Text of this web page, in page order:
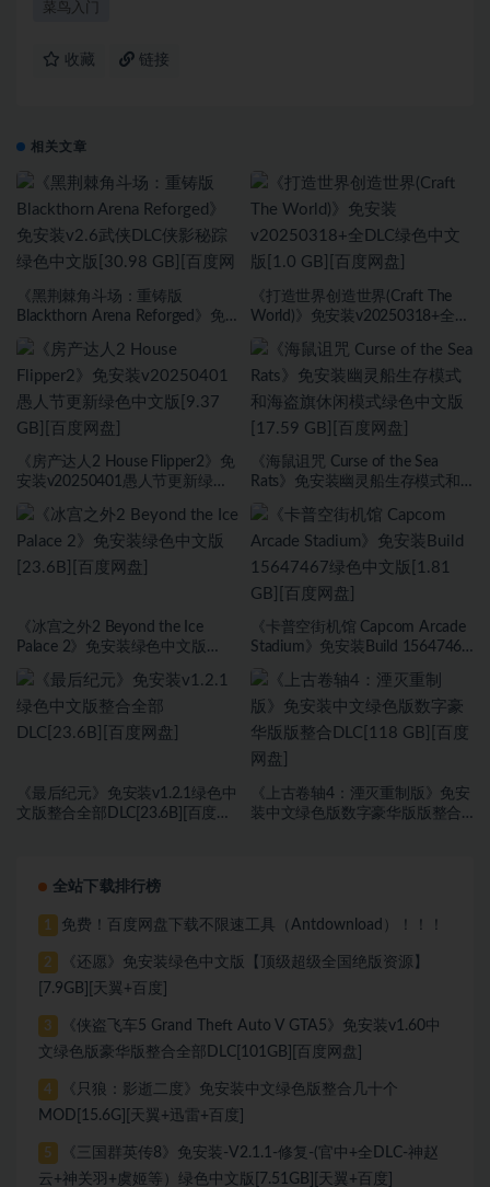
菜鸟入门
收藏 链接
相关文章
《黑荆棘角斗场：重铸版
Blackthorn Arena Reforged》免
文版[30.98 GB][百度网盘]
《打造世界创造世界(Craft The
World)》免安装v20250318+全
盘]
《房产达人2 House Flipper2》免
安装v20250401愚人节更新绿色
《海鼠诅咒 Curse of the Sea
Rats》免安装幽灵船生存模式和
GB][百度网盘]
《冰宫之外2 Beyond the Ice
Palace 2》免安装绿色中文版
《卡普空街机馆 Capcom Arcade
Stadium》免安装Build 15647467
《最后纪元》免安装v1.2.1绿色中
文版整合全部DLC[23.6B][百度网
《上古卷轴4：湮灭重制版》免安
装中文绿色版数字豪华版版整合
全站下载排行榜
1 免费！百度网盘下载不限速工具（Antdownload）！！！
2
《还愿》免安装绿色中文版【顶级超级全国绝版资源】
[7.9GB][天翼+百度]
3
《侠盗飞车5 Grand Theft Auto V GTA5》免安装v1.60中
文绿色版豪华版整合全部DLC[101GB][百度网盘]
4
《只狼：影逝二度》免安装中文绿色版整合几十个
MOD[15.6G][天翼+迅雷+百度]
5
《三国群英传8》免安装-V2.1.1-修复-(官中+全DLC-神赵
云+神关羽+虞姬等）绿色中文版[7.51GB][天翼+百度]